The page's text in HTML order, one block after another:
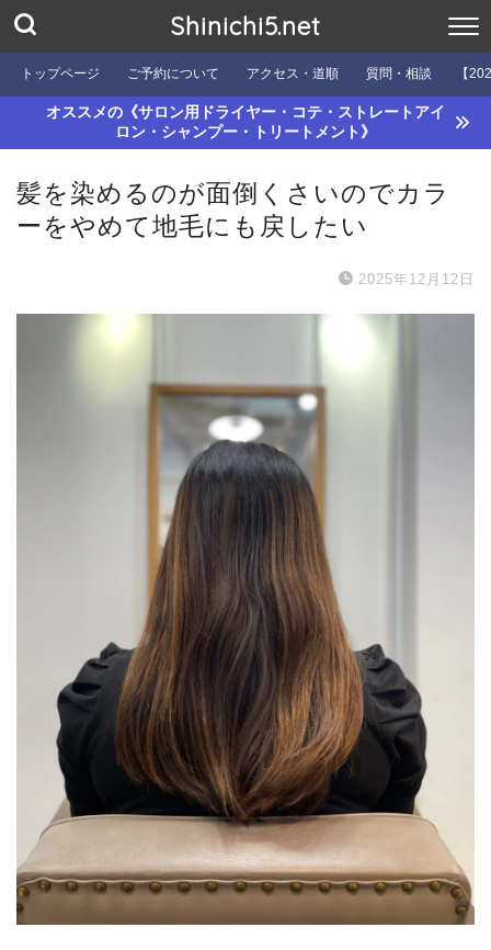
Shinichi5.net
トップページ ご予約について アクセス・道順 質問・相談 【
オススメの《サロン用ドライヤー・コテ・ストレートアイ
ロン・シャンプー・トリートメント》
髪を染めるのが面倒くさいのでカラ
ーをやめて地毛にも戻したい
2025年12月12日